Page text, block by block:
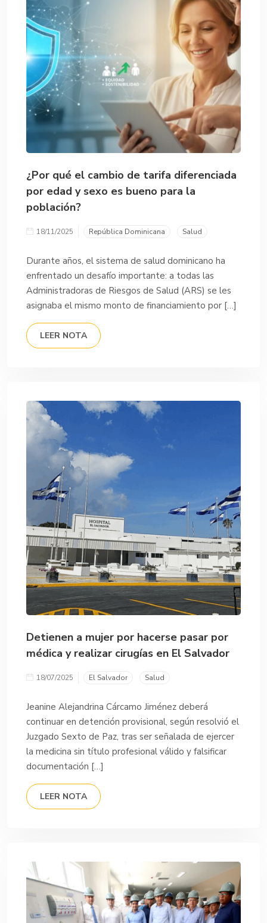
¿Por qué el cambio de tarifa diferenciada
por edad y sexo es bueno para la
población?
18/11/2025 República Dominicana Salud
Durante años, el sistema de salud dominicano ha
enfrentado un desafío importante: a todas las
Administradoras de Riesgos de Salud (ARS) se les
asignaba el mismo monto de financiamiento por […]
LEER NOTA
Detienen a mujer por hacerse pasar por
médica y realizar cirugías en El Salvador
18/07/2025 El Salvador Salud
Jeanine Alejandrina Cárcamo Jiménez deberá
continuar en detención provisional, según resolvió el
Juzgado Sexto de Paz, tras ser señalada de ejercer
la medicina sin título profesional válido y falsificar
documentación […]
LEER NOTA